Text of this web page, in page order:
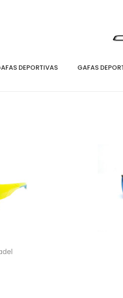
DEPORTIVAS GAFAS